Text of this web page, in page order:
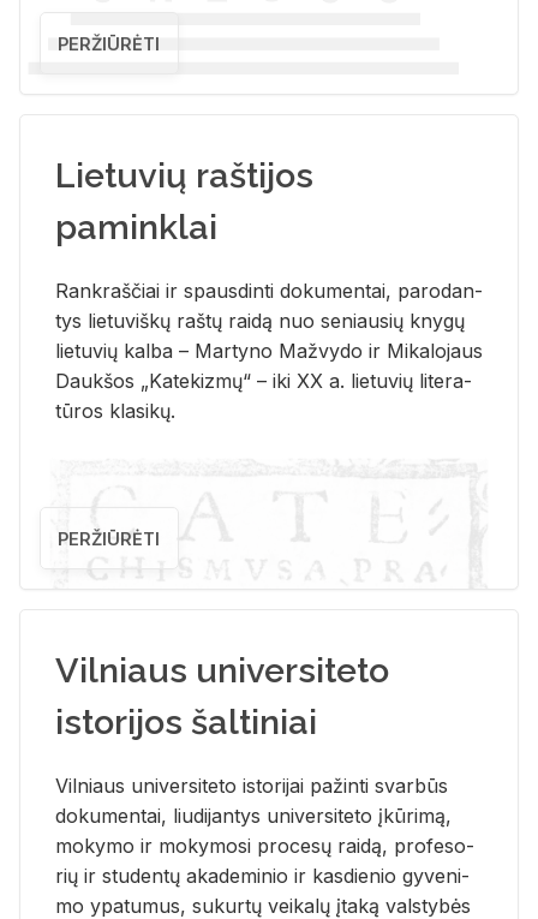
PERŽIŪRĖTI
Lietuvių raštijos
paminklai
Rank­raš­čiai ir spaus­din­ti do­ku­men­tai, pa­ro­dan­
tys lie­tu­viš­kų raš­tų rai­dą nuo se­niau­sių kny­gų
lie­tu­vių kal­ba – Mar­ty­no Ma­žvy­do ir Mi­ka­lo­jaus
Dauk­šos „Ka­te­kiz­mų“ – iki XX a. lie­tu­vių li­te­ra­
tū­ros kla­si­kų.
PERŽIŪRĖTI
Vilniaus universiteto
istorijos šaltiniai
Vil­niaus uni­ver­si­te­to is­to­ri­jai pa­žin­ti svar­būs
do­ku­men­tai, liu­di­jan­tys uni­ver­si­te­to įkū­ri­mą,
mo­ky­mo ir mo­ky­mo­si pro­ce­sų rai­dą, pro­fe­so­
rių ir stu­den­tų aka­de­mi­nio ir kas­die­nio gy­ve­ni­
mo ypa­tu­mus, su­kur­tų vei­ka­lų įta­ką vals­ty­bės